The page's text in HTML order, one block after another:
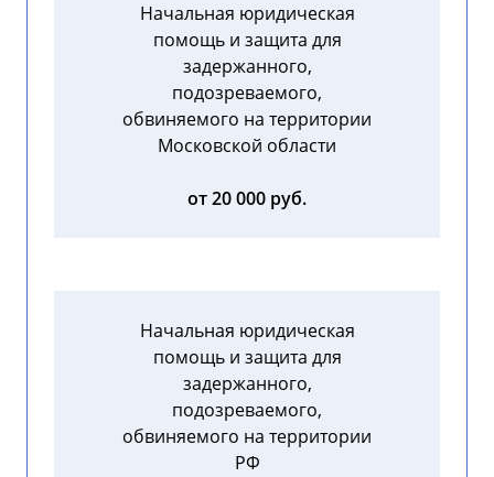
Начальная юридическая
помощь и защита для
задержанного,
подозреваемого,
обвиняемого на территории
Московской области
от 20 000 руб.
Начальная юридическая
помощь и защита для
задержанного,
подозреваемого,
обвиняемого на территории
РФ